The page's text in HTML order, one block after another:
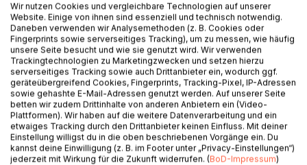
Magische Gegenstände sind vor allem aus Fantasy-
Romanen und Fantasy-Filmen bekannt, aber es gibt sie
auch "in echt". Allerdings sind diese echten magischen
Gegenstände anders als die, die im Bereich der Fantasy
auftreten. Sie sind Tore zu bestimmten Qualitäten, Geistern
und Gottheiten, aber nicht Gegenstände, die einem
Menschen eine Macht geben, die er sonst nicht erlangen
könnte. Solche magischen Gegenstände sind Talismane,
magische Ringe, Zauberstäbe, Voodoo-Püppchen und der
Spiritus familiaris (ein selber hergestellter Geist), aber auch
Statuen, Tempel, Schwitzhütten, Spukhäuser, Pyramiden,
Wir nutzen Cookies und vergleichbare Technologien auf unserer
Website. Einige von ihnen sind essenziell und technisch notwendig.
Daneben verwenden wir Analysemethoden (z. B. Cookies oder
Fingerprints sowie serverseitiges Tracking), um zu messen, wie häufig
unsere Seite besucht und wie sie genutzt wird. Wir verwenden
Trackingtechnologien zu Marketingzwecken und setzen hierzu
serverseitiges Tracking sowie auch Drittanbieter ein, wodurch ggf.
geräteübergreifend Cookies, Fingerprints, Tracking-Pixel, IP-Adressen
sowie gehashte E-Mail-Adressen genutzt werden. Auf unserer Seite
betten wir zudem Drittinhalte von anderen Anbietern ein (Video-
Plattformen). Wir haben auf die weitere Datenverarbeitung und ein
etwaiges Tracking durch den Drittanbieter keinen Einfluss. Mit deiner
Einstellung willigst du in die oben beschriebenen Vorgänge ein. Du
kannst deine Einwilligung (z. B. im Footer unter „Privacy-Einstellungen“)
jederzeit mit Wirkung für die Zukunft widerrufen. (BoD-Impressum)